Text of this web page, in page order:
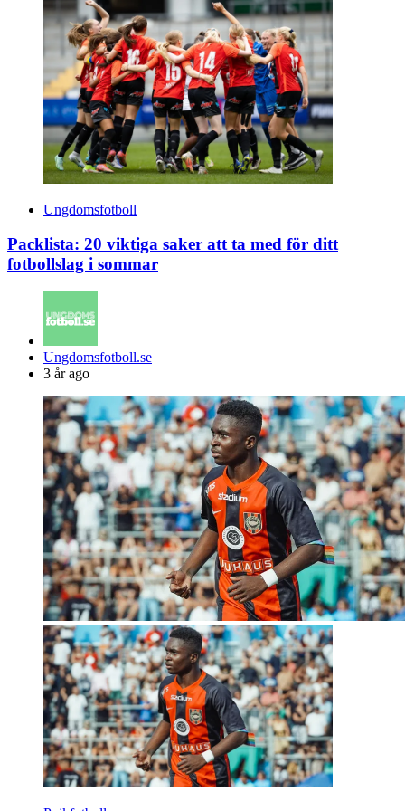
Ungdomsfotboll
Packlista: 20 viktiga saker att ta med för ditt
fotbollslag i sommar
Posted
by
Ungdomsfotboll.se
3 år ago